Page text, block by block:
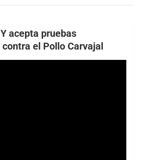
acepta pruebas
el Pollo Carvajal